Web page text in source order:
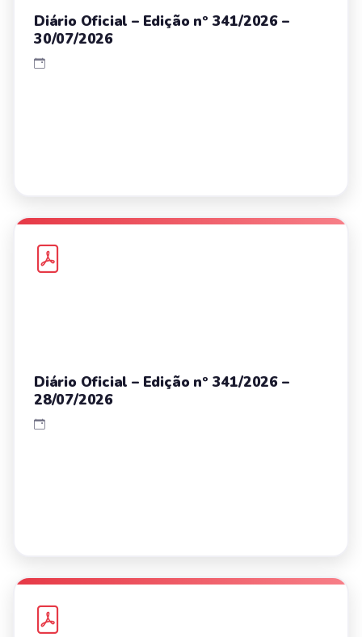
Diário Oficial – Edição nº 341/2026 –
30/07/2026
Diário Oficial – Edição nº 341/2026 –
28/07/2026